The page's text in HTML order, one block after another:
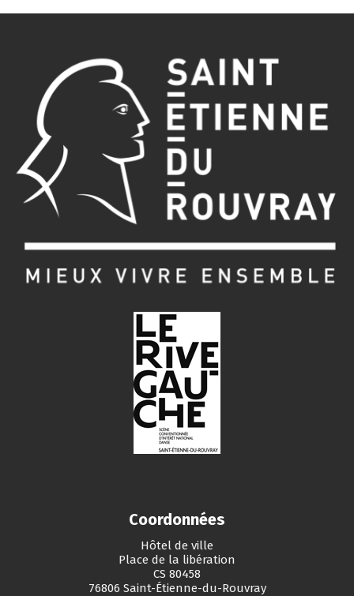
Coordonnées
Hôtel de ville
Place de la libération
CS 80458
76806 Saint-Étienne-du-Rouvray